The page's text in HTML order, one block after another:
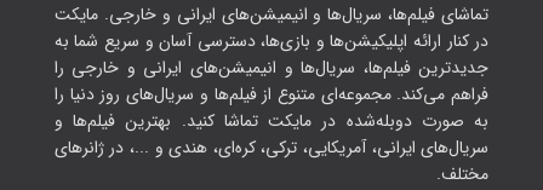
تماشای فیلم‌ها، سریال‌ها و انیمیشن‌های ایرانی و خارجی. مایکت
در کنار ارائه اپلیکیشن‌ها و بازی‌ها، دسترسی آسان و سریع شما به
جدیدترین فیلم‌ها، سریال‌ها و انیمیشن‌های ایرانی و خارجی را
فراهم می‌کند. مجموعه‌ای متنوع از فیلم‌ها و سریال‌های روز دنیا را
به صورت دوبله‌شده در مایکت تماشا کنید. بهترین فیلم‌ها و
سریال‌های ایرانی، آمریکایی، ترکی، کره‌ای، هندی و ...، در ژانرهای
مختلف.